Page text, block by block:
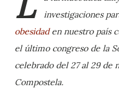
investigaciones
obesidaden nuestro país
el último congreso de la
celebrado del 27 al 29 de
Compostela.